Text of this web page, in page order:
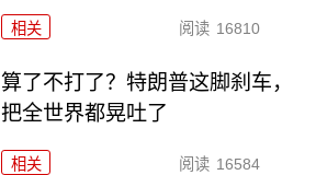
相关 阅读 16810
算了不打了？特朗普这脚刹车，
把全世界都晃吐了
相关 阅读 16584